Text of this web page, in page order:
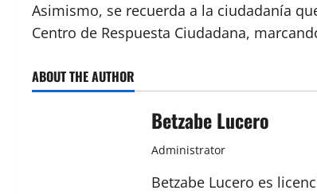
Asimismo, se recuerda a la ciudadanía
Centro de Respuesta Ciudadana,
ABOUT THE AUTHOR
Betzabe Lucero
Administrator
Betzabe Lucero es